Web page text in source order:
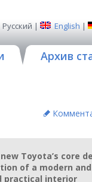
Русский | English |
Архив
Toyota’s core
of a modern and
practical interior